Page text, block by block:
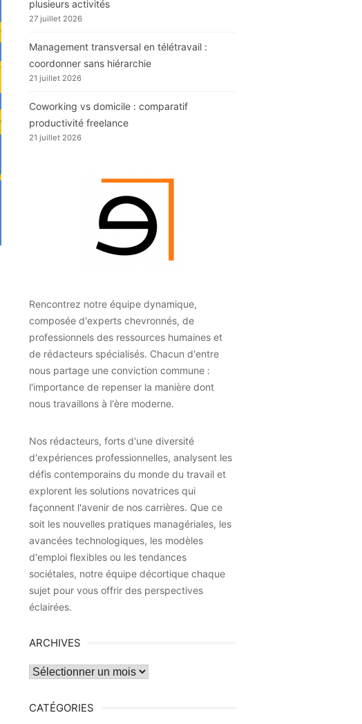
plusieurs activités
27 juillet 2026
Management transversal en télétravail :
coordonner sans hiérarchie
21 juillet 2026
Coworking vs domicile : comparatif
productivité freelance
21 juillet 2026
Rencontrez notre équipe dynamique,
composée d'experts chevronnés, de
professionnels des ressources humaines et
de rédacteurs spécialisés. Chacun d'entre
nous partage une conviction commune :
l'importance de repenser la manière dont
nous travaillons à l'ère moderne.
Nos rédacteurs, forts d'une diversité
d'expériences professionnelles, analysent les
défis contemporains du monde du travail et
explorent les solutions novatrices qui
façonnent l'avenir de nos carrières. Que ce
soit les nouvelles pratiques managériales, les
avancées technologiques, les modèles
d'emploi flexibles ou les tendances
sociétales, notre équipe décortique chaque
sujet pour vous offrir des perspectives
éclairées.
ARCHIVES
Archives
CATÉGORIES